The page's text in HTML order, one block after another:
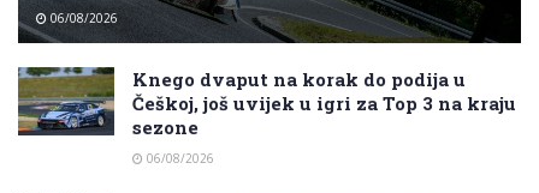
06/08/2026
Knego dvaput na korak do podija u
Češkoj, još uvijek u igri za Top 3 na kraju
sezone
06/08/2026